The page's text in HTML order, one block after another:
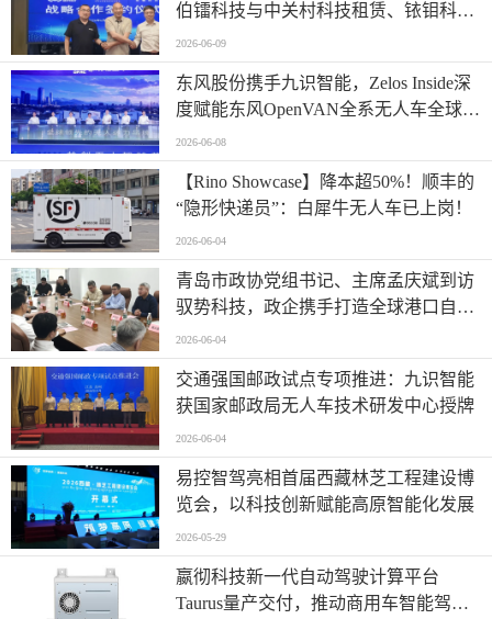
伯镭科技与中关村科技租赁、铱钼科技
正式签署三方战略合作协议
2026-06-09
东风股份携手九识智能，Zelos Inside深
度赋能东风OpenVAN全系无人车全球首
发
2026-06-08
【Rino Showcase】降本超50%！顺丰的
“隐形快递员”：白犀牛无人车已上岗！
2026-06-04
青岛市政协党组书记、主席孟庆斌到访
驭势科技，政企携手打造全球港口自动
驾驶应用样板
2026-06-04
交通强国邮政试点专项推进：九识智能
获国家邮政局无人车技术研发中心授牌
2026-06-04
易控智驾亮相首届西藏林芝工程建设博
览会，以科技创新赋能高原智能化发展
2026-05-29
嬴彻科技新一代自动驾驶计算平台
Taurus量产交付，推动商用车智能驾驶